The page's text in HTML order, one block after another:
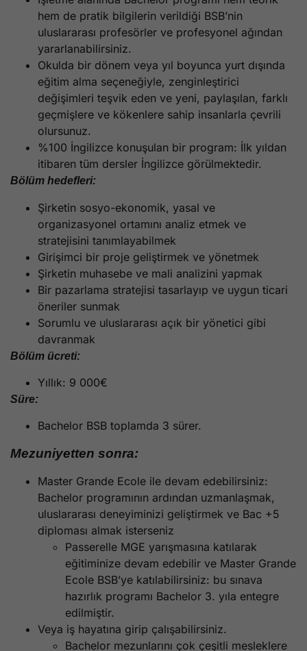
hem de pratik bilgilerin verildiği BSB’nin
uluslararası profesörler ve profesyonel ağından
yararlanabilirsiniz.
Okulda bir dönem veya yıl boyunca yurt dışında
eğitim alma seçeneğiyle, zenginleştirici
değişimleri teşvik eden ve yeni, paylaşılan, farklı
geçmişlere ve kökenlere sahip insanlarla çevrili
olursunuz.
%100 İngilizce konuşulan bir program: İlk yıldan
itibaren tüm dersler İngilizce görülmektedir.
Bölüm hedefleri:
Şirketin sosyo-ekonomik, yasal ve
organizasyonel ortamını analiz etmek ve
stratejisini tanımlayabilmek
Girişimci bir proje geliştirmek ve yönetmek
Şirketin muhasebe ve mali analizini yapmak
Bir pazarlama stratejisi tasarlayıp ve uygun ticari
öneriler sunmak
Sorumlu ve uluslararası açık bir yönetici gibi
davranmak
Bölüm ücreti:
Yıllık: 9 000€
Süre:
Bachelor BSB toplamda 3 sürer.
Mezuniyetten sonra:
Master Grande Ecole ile devam edebilirsiniz:
Bachelor programının ardından uzmanlaşmak,
uluslararası deneyiminizi geliştirmek ve Bac +5
diploması almak isterseniz
Passerelle MGE yarışmasına katılarak
eğitiminize devam edebilir ve Master Grande
Ecole BSB’ye katılabilirsiniz: bu sınava
hazırlık programı Bachelor 3. yıla entegre
edilmiştir.
Veya iş hayatına girip çalışabilirsiniz.
Bachelor mezunlarını çok çeşitli mesleklere